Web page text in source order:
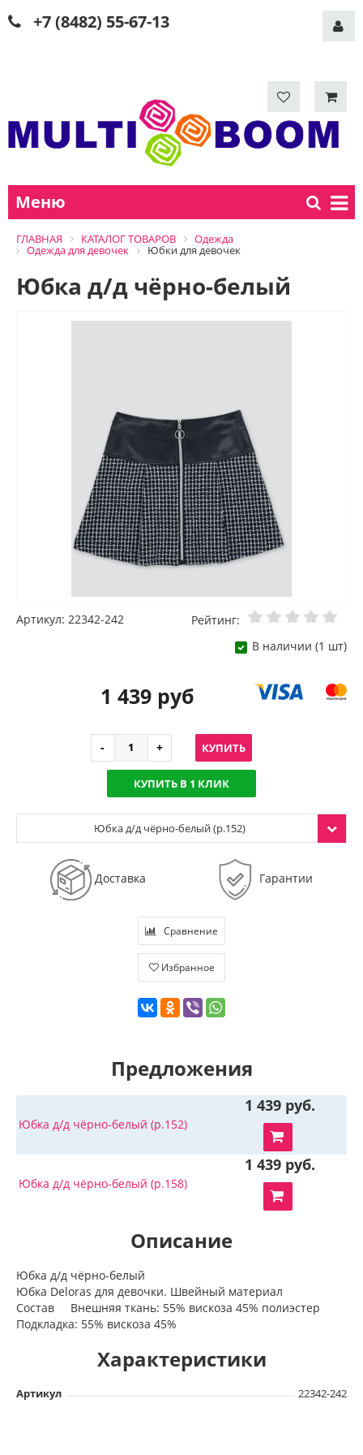
+7 (8482) 55-67-13
Меню
ГЛАВНАЯ КАТАЛОГ ТОВАРОВ
Одежда
Одежда для девочек
Юбки для девочек
Юбка д/д чёрно-белый
Артикул: 22342-242
Рейтинг:
В наличии (1 шт)
1 439 руб
КУПИТЬ
КУПИТЬ В 1 КЛИК
Юбка д/д чёрно-белый (р.152)
Доставка Гарантии
Сравнение
Избранное
Предложения
Юбка д/д чёрно-белый (р.152)
1 439 руб.
Юбка д/д чёрно-белый (р.158)
1 439 руб.
Описание
Юбка д/д чёрно-белый
Юбка Deloras для девочки. Швейный материал
Состав Внешняя ткань: 55% вискоза 45% полиэстер
Подкладка: 55% вискоза 45%
Характеристики
Артикул 22342-242